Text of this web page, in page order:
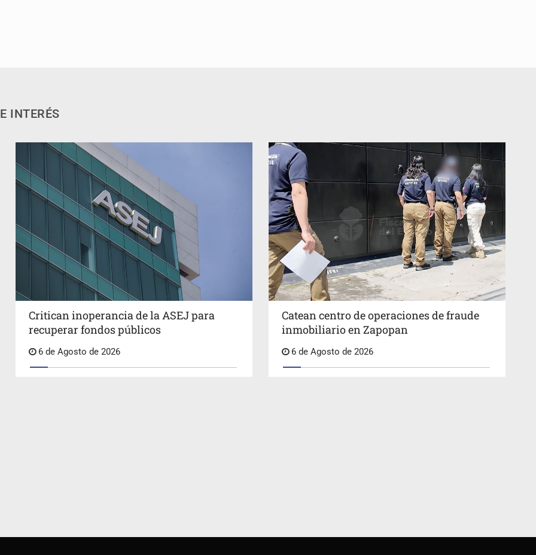
INTERÉS
Critican inoperancia de la ASEJ para
recuperar fondos públicos
6 de Agosto de 2026
Catean centro de operaciones de fraude
inmobiliario en Zapopan
6 de Agosto de 2026